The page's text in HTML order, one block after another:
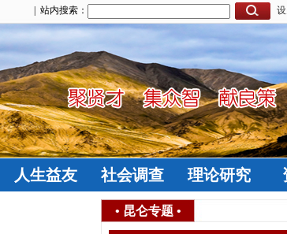
| 站内搜索：
人生益友 社会调查 理论研究
• 昆仑专题 •